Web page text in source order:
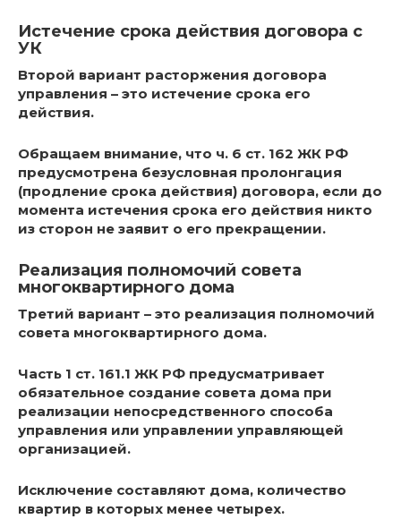
Истечение срока действия договора с
УК
Второй вариант расторжения договора
управления – это истечение срока его
действия.
Обращаем внимание, что ч. 6 ст. 162 ЖК РФ
предусмотрена безусловная пролонгация
(продление срока действия) договора, если до
момента истечения срока его действия никто
из сторон не заявит о его прекращении.
Реализация полномочий совета
многоквартирного дома
Третий вариант – это реализация полномочий
совета многоквартирного дома.
Часть 1 ст. 161.1 ЖК РФ предусматривает
обязательное создание совета дома при
реализации непосредственного способа
управления или управлении управляющей
организацией.
Исключение составляют дома, количество
квартир в которых менее четырех.